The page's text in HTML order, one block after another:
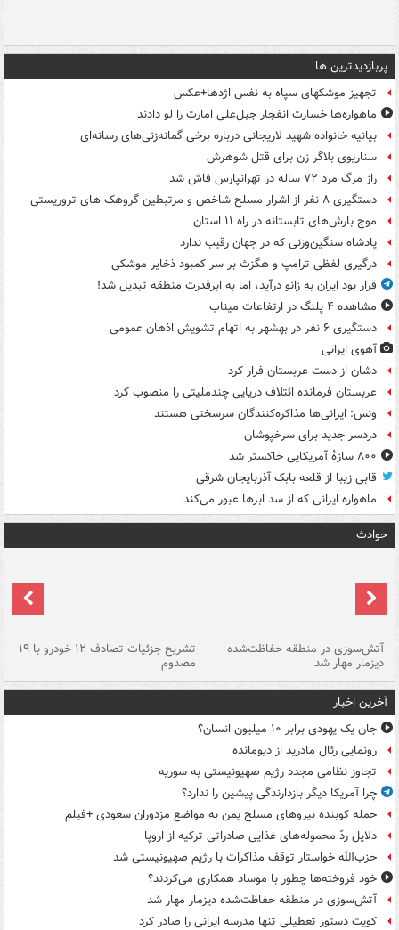
پربازدیدترین ها
تجهیز موشکهای سپاه به نفس اژدها+عکس
ماهواره‌ها خسارت انفجار جبل‌علی امارت را لو دادند
بیانیه خانواده شهید لاریجانی درباره برخی گمانه‌زنی‌های رسانه‌ای
سناریوی بلاگر زن برای قتل شوهرش
راز مرگ مرد ۷۲ ساله در تهرانپارس فاش شد
دستگیری ۸ نفر از اشرار مسلح شاخص و مرتبطین گروهک های تروریستی
موج بارش‌های تابستانه در راه ۱۱ استان
پادشاه سنگین‌وزنی که در جهان رقیب ندارد
درگیری لفظی ترامپ و هگزث بر سر کمبود ذخایر موشکی
قرار بود ایران به زانو درآید، اما به ابرقدرت منطقه تبدیل شد!
مشاهده ۴ پلنگ در ارتفاعات میناب
دستگیری ۶ نفر در بهشهر به اتهام تشویش اذهان عمومی
آهوی ایرانی
دشان از دست عربستان فرار کرد
عربستان فرمانده ائتلاف دریایی چندملیتی را منصوب کرد
ونس: ایرانی‌ها مذاکره‌کنندگان سرسختی هستند
دردسر جدید برای سرخپوشان
۸۰۰ سازۀ آمریکایی خاکستر شد
قابی زیبا از قلعه بابک آذربایجان شرقی
ماهواره ایرانی که از سد ابرها عبور می‌کند
حوادث
آتش‌سوزی در منطقه حفاظت‌شده
دیزمار مهار شد
تشریح جزئیات تصادف ۱۲ خودرو با ۱۹
مصدوم
آخرین اخبار
جان یک یهودی برابر ۱۰ میلیون انسان؟
رونمایی رئال مادرید از دیومانده
تجاوز نظامی مجدد رژیم صهیونیستی به سوریه
چرا آمریکا دیگر بازدارندگی پیشین را ندارد؟
حمله کوبنده نیروهای مسلح یمن به مواضع مزدوران سعودی +فیلم
دلایل ردّ محموله‌های غذایی صادراتی ترکیه از اروپا
حزب‌الله خواستار توقف مذاکرات با رژیم صهیونیستی شد
خود فروخته‌ها چطور با موساد همکاری می‌کردند؟
آتش‌سوزی در منطقه حفاظت‌شده دیزمار مهار شد
کویت دستور تعطیلی تنها مدرسه ایرانی را صادر کرد